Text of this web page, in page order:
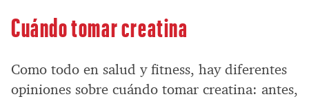
Cuándo tomar creatina
Como todo en salud y fitness, hay diferentes
opiniones sobre cuándo tomar creatina: antes,